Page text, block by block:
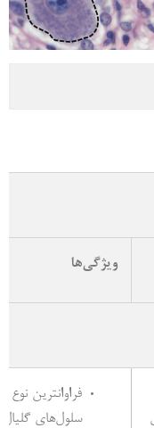
ویژگی‌ها
فراوانترین نوع
سلول‌های گلیال